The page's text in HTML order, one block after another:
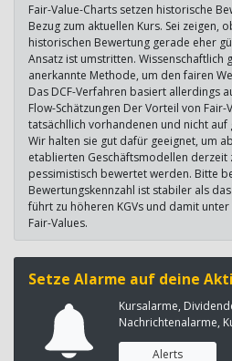
Fair-Value-Charts setzen historische
Bezug zum aktuellen Kurs. Sei zeigen,
historischen Bewertung gerade eher
Ansatz ist umstritten. Wissenschaftlich
anerkannte Methode, um den fairen
Das DCF-Verfahren basiert allerdings
Flow-Schätzungen Der Vorteil von
tatsächllich vorhandenen und nicht auf
Wir halten sie gut dafür geeignet, um
etablierten Geschäftsmodellen derzeit
pessimistisch bewertet werden. Bitte
Bewertungskennzahl ist stabiler als
führt zu höheren KGVs und damit
Fair-Values.
Setze Alarme auf deine
Kursalarme,
Nachrichtenalarme,
Alerts